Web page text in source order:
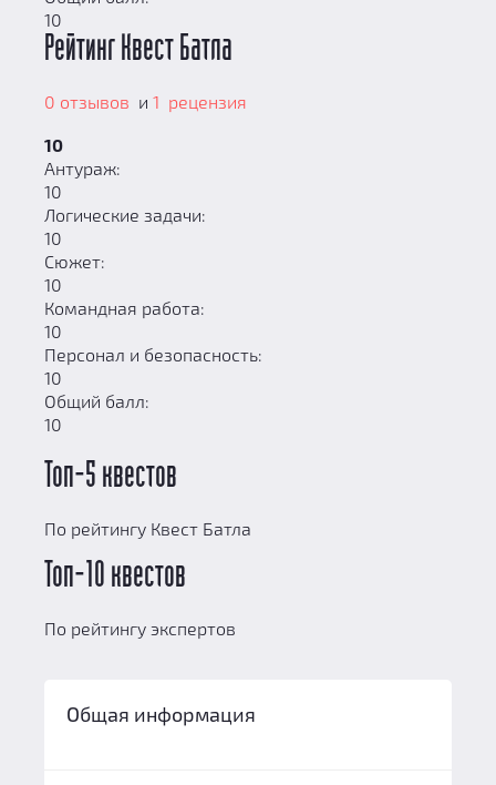
10
Рейтинг Квест Батла
0 отзывов и 1 рецензия
10
Антураж:
10
Логические задачи:
10
Сюжет:
10
Командная работа:
10
Персонал и безопасность:
10
Общий балл:
10
Топ-5 квестов
По рейтингу Квест Батла
Топ-10 квестов
По рейтингу экспертов
Общая информация